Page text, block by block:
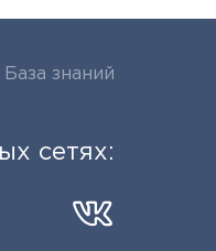
База знаний
сетях: